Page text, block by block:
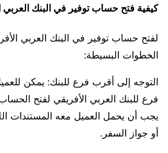
كيفية فتح حساب توفير في البنك العربي
لفتح حساب توفير في البنك العربي
الخطوات البسيطة:
التوجه إلى أقرب فرع للبنك: يمكن
فرع للبنك العربي الأفريقي لفتح
يجب أن يحمل العميل معه المستندات
أو جواز السفر.